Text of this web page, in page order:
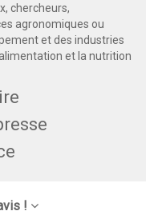
chercheurs,
agronomiques ou
et des industries
et la nutrition
!